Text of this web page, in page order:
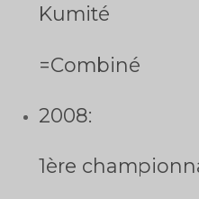
Kumité
=Combiné
2008:
1ère